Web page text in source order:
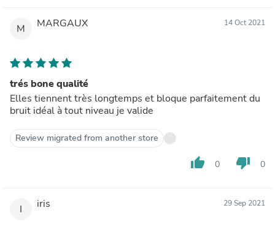
M MARGAUX 14 Oct 2021
trés bone qualité
Elles tiennent très longtemps et bloque parfaitement du
bruit idéal à tout niveau je valide
Review migrated from another store
thumb_up 0 thumb_down 0
I iris 29 Sep 2021